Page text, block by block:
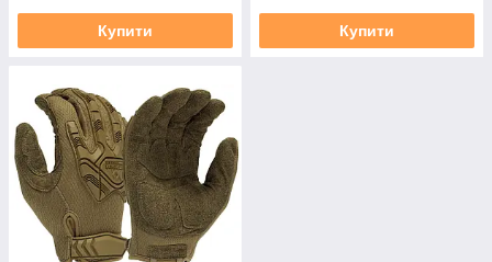
Купити Купити